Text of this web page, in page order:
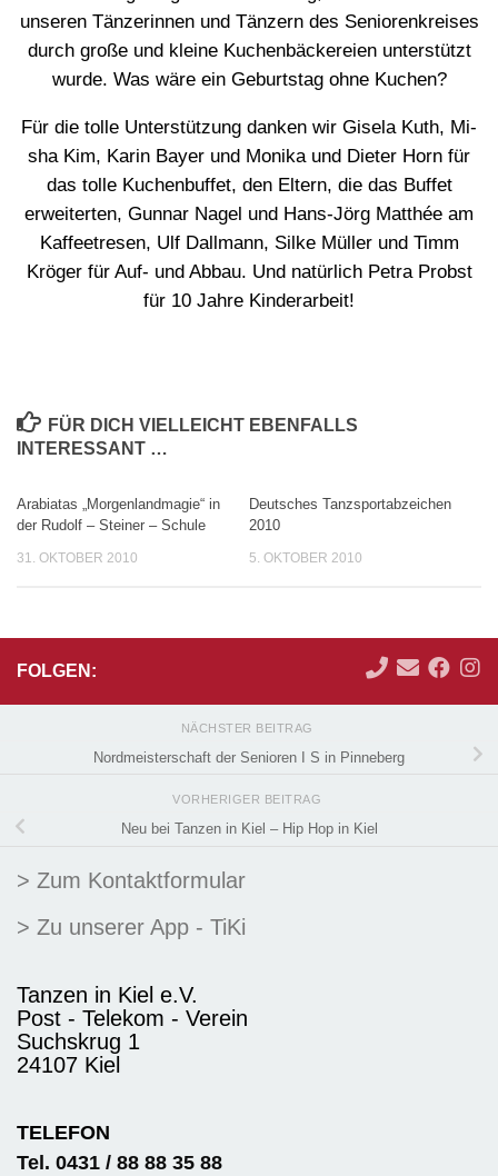
unseren Tänzerinnen und Tänzern des Seniorenkreises
durch große und kleine Kuchenbäckereien unterstützt
wurde. Was wäre ein Geburtstag ohne Kuchen?
Für die tolle Unterstützung danken wir Gisela Kuth, Mi-
sha Kim, Karin Bayer und Monika und Dieter Horn für
das tolle Kuchenbuffet, den Eltern, die das Buffet
erweiterten, Gunnar Nagel und Hans-Jörg Matthée am
Kaffeetresen, Ulf Dallmann, Silke Müller und Timm
Kröger für Auf- und Abbau. Und natürlich Petra Probst
für 10 Jahre Kinderarbeit!
FÜR DICH VIELLEICHT EBENFALLS
INTERESSANT …
Arabiatas „Morgenlandmagie“ in
der Rudolf – Steiner – Schule
31. OKTOBER 2010
Deutsches Tanzsportabzeichen
2010
5. OKTOBER 2010
FOLGEN:
NÄCHSTER BEITRAG
Nordmeisterschaft der Senioren I S in Pinneberg
VORHERIGER BEITRAG
Neu bei Tanzen in Kiel – Hip Hop in Kiel
> Zum Kontaktformular
> Zu unserer App - TiKi
Tanzen in Kiel e.V.
Post - Telekom - Verein
Suchskrug 1
24107 Kiel
TELEFON
Tel. 0431 / 88 88 35 88